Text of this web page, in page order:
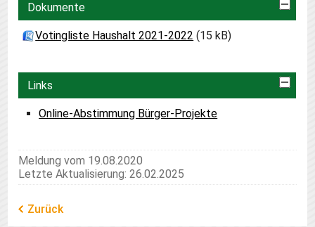
Dokumente
Votingliste Haushalt 2021-2022 (15 kB)
Links
Online-Abstimmung Bürger-Projekte
Meldung vom 19.08.2020
Letzte Aktualisierung: 26.02.2025
Zurück